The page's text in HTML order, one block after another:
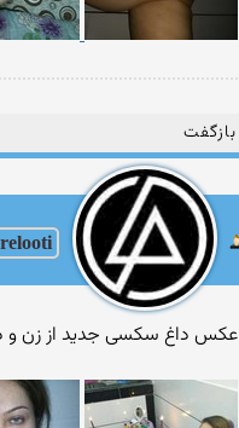
بازگفت
عکس داغ سکسی جدید از زن و